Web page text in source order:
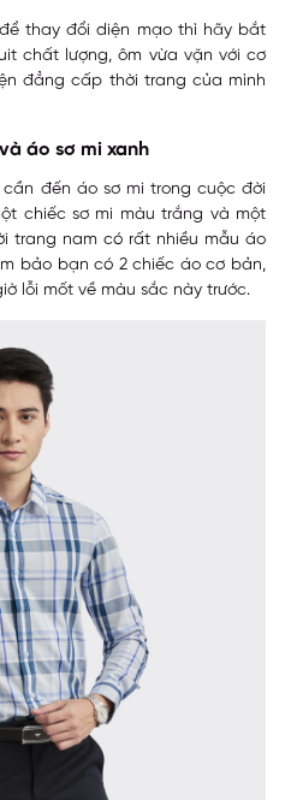
thay đổi diện mạo thì hãy bắt
chất lượng, ôm vừa vặn với cơ
đẳng cấp thời trang của mình
áo sơ mi xanh
đến áo sơ mi trong cuộc đời
chiếc sơ mi màu trắng và một
trang nam có rất nhiều mẫu áo
bảo bạn có 2 chiếc áo cơ bản,
lỗi mốt về màu sắc này trước.